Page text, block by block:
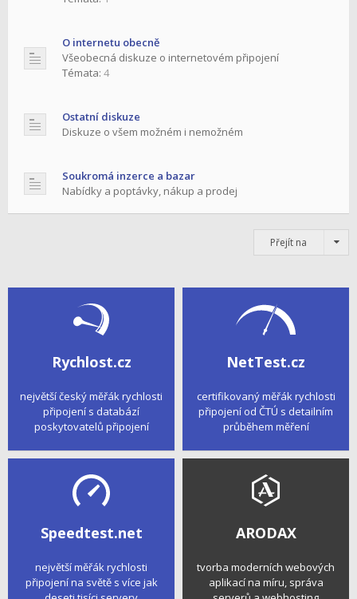
O internetu obecně
Všeobecná diskuze o internetovém připojení
Témata: 4
Ostatní diskuze
Diskuze o všem možném i nemožném
Soukromá inzerce a bazar
Nabídky a poptávky, nákup a prodej
Přejít na
Rychlost.cz
největší český měřák rychlosti
připojení s databází
poskytovatelů připojení
NetTest.cz
certifikovaný měřák rychlosti
připojení od ČTÚ s detailním
průběhem měření
Speedtest.net
největší měřák rychlosti
připojení na světě s více jak
ARODAX
tvorba moderních webových
aplikací na míru, správa